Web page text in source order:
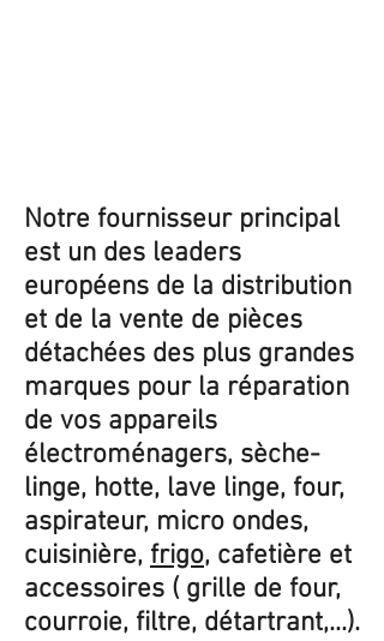
Notre fournisseur principal
est un des leaders
européens de la distribution
et de la vente de pièces
détachées des plus grandes
marques pour la réparation
de vos appareils
électroménagers, sèche-
linge, hotte, lave linge, four,
aspirateur, micro ondes,
cuisinière, frigo, cafetière et
accessoires ( grille de four,
courroie, filtre, détartrant,...).